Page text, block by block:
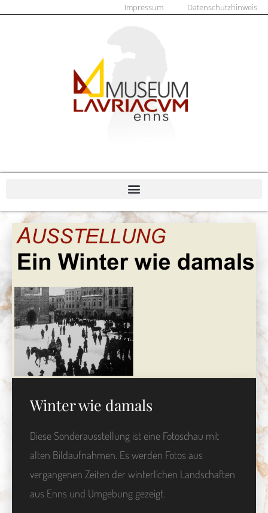
Impressum Datenschutzhinweis
Winter wie damals
Diese Sonderausstellung ist eine Fotoschau mit
alten Bildaufnahmen. Es werden Fotos aus
vergangenen Zeiten der winterlichen Landschaften
aus Enns und Umgebung gezeigt.